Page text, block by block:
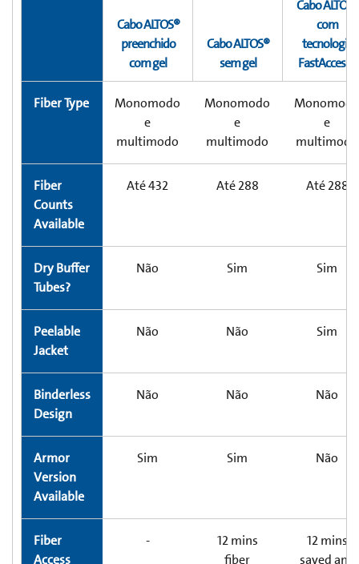
Cabo ALTOS®
preenchido
com gel
Cabo ALTOS®
sem gel
Cabo ALTOS®
com
tecnologia
FastAccess®
Fiber Type
Monomodo
e
multimodo
Monomodo
e
multimodo
Monomodo
e
multimodo
Fiber
Counts
Available
Até 432 Até 288 Até 288
Dry Buffer
Tubes?
Não Sim Sim
Peelable
Jacket
Não Não Sim
Binderless
Design
Não Não Não
Armor
Version
Available
Sim Sim Não
Fiber
Access
-
12 mins
fiber
12 mins
saved and